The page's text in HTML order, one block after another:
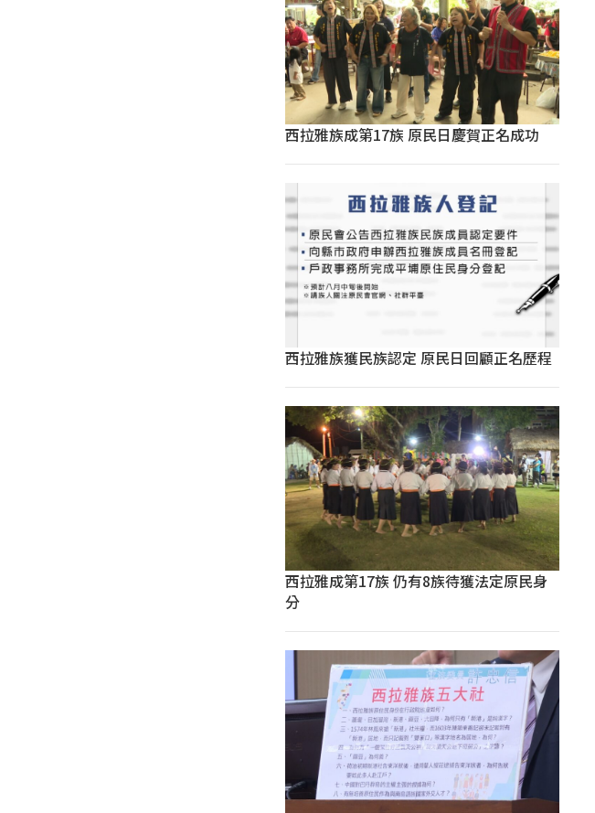
西拉雅族成第17族 原民日慶賀正名成功
西拉雅族獲民族認定 原民日回顧正名歷程
西拉雅成第17族 仍有8族待獲法定原民身
分